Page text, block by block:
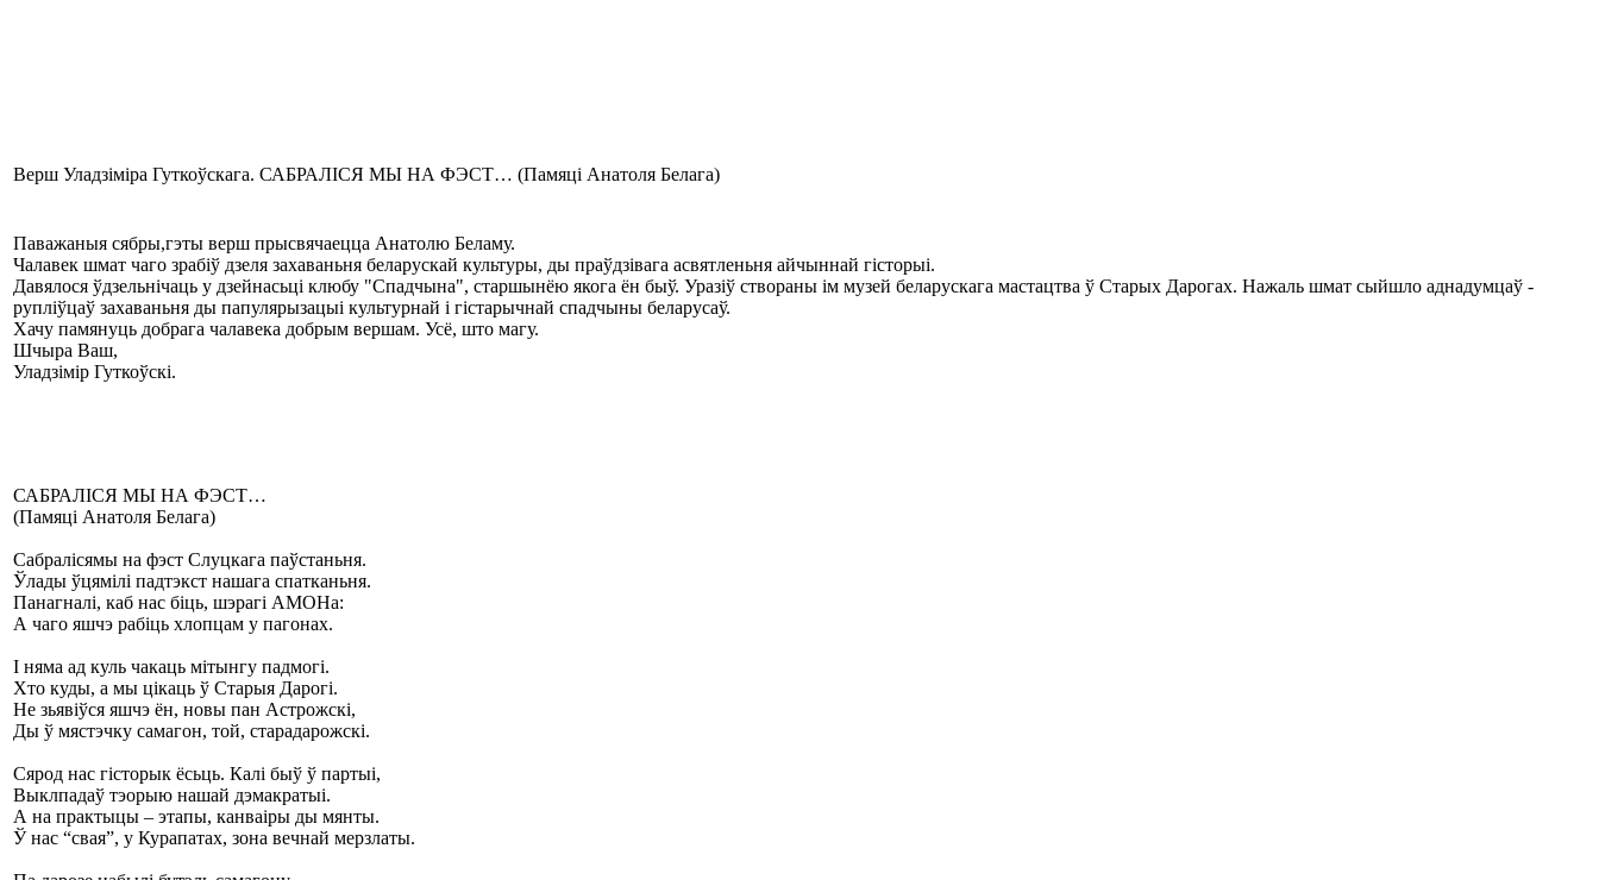
Верш Уладзіміра Гуткоўскага. САБРАЛІСЯ МЫ НА ФЭСТ… (Памяці Анатоля Белага)
Паважаныя сябры,гэты верш прысвячаецца Анатолю Беламу.
Чалавек шмат чаго зрабіў дзеля захаваньня беларускай культуры, ды праўдзівага асвятленьня айчыннай гісторыі.
Давялося ўдзельнічаць у дзейнасьці клюбу "Спадчына", старшынёю якога ён быў. Уразіў створаны ім музей беларускага мастацтва ў Старых Дарогах. Нажаль шмат сыйшло аднадумцаў -
рупліўцаў захаваньня ды папулярызацыі культурнай і гістарычнай спадчыны беларусаў.
Хачу памянуць добрага чалавека добрым вершам. Усё, што магу.
Шчыра Ваш,
Уладзімір Гуткоўскі.
САБРАЛІСЯ МЫ НА ФЭСТ…
(Памяці Анатоля Белага)
Сабралісямы на фэст Слуцкага паўстаньня.
Ўлады ўцямілі падтэкст нашага спатканьня.
Панагналі, каб нас біць, шэрагі АМОНа:
А чаго яшчэ рабіць хлопцам у пагонах.
І няма ад куль чакаць мітынгу падмогі.
Хто куды, а мы цікаць ў Старыя Дарогі.
Не зьявіўся яшчэ ён, новы пан Астрожскі,
Ды ў мястэчку самагон, той, старадарожскі.
Сярод нас гісторык ёсьць. Калі быў ў партыі,
Выклпадаў тэорыю нашай дэмакратыі.
А на практыцы – этапы, канваіры ды мянты.
Ў нас “свая”, у Курапатах, зона вечнай мерзлаты.